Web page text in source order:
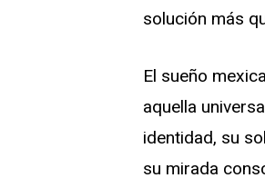
solución más
El sueño
aquella
identidad, su
su mirada